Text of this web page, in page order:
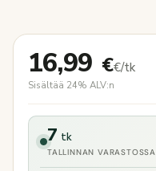
16,99 €€/tk
Sisältää 24% ALV:n
7 tk
TALLINNAN VARASTOSSA